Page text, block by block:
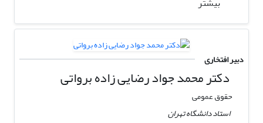
دبیر افتخاری
دکتر محمد جواد رضایی زاده برواتی
حقوق عمومی
استاد دانشگاه تهران